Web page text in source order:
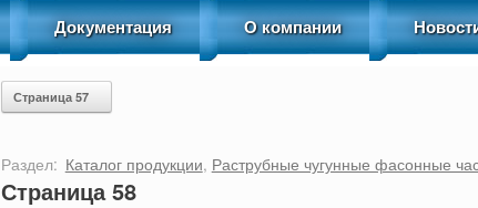
Документация О компании
Post navigation
Страница 57
Раздел: Каталог продукции, Раструбные чугунные фасонные
Страница 58